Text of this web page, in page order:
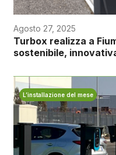
Agosto 27, 2025
Turbox realizza a
sostenibile,
L’installazione del mese